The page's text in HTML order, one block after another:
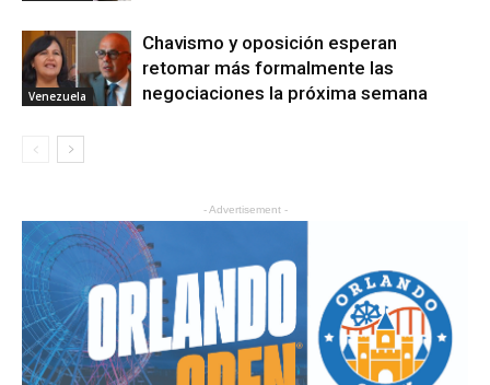
Venezuela
Chavismo y oposición esperan
retomar más formalmente las
negociaciones la próxima semana
- Advertisement -